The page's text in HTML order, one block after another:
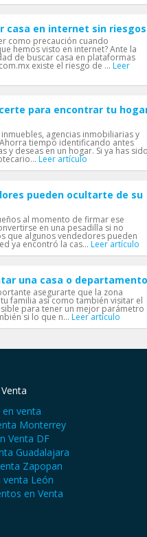
casa en internet sin riesgos
como precaución cuando
hemos visto en internet? Ante la
de buscar casa en plataformas
existe el riesgo de ... Leer
para encontrar tu
agencias inmobiliarias y
tiempo identificando antes
y deseas en un hogar. Si ya has
Leer artículo
pueden ocultarte de su
al momento de firmar ese
en una pesadilla si no
que algunos vendedores pueden
ya encontró la cas... Leer artículo
una casa o departamento
asegurarte que la zona
familia así como también visitar el
para tener un mejor parámetro
si lo que n... Leer artículo
en venta
Monterrey
Venta DF
Guadalajara
Zapopan
venta León
en Venta